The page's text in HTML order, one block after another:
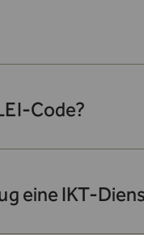
Code?
eine IKT-